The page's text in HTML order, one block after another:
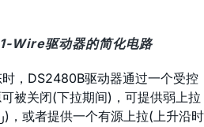
Wire驱动器的简化电路
，DS2480B驱动器通过一个受控
被关闭(下拉期间)，可提供弱上拉
)，或者提供一个有源上拉(上升沿时